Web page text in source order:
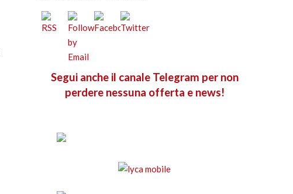
Segui anche il canale Telegram per non
perdere nessuna offerta e news!